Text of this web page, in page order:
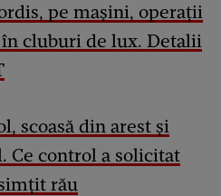
pe mașini, operații
cluburi de lux. Detalii
scoasă din arest și
Ce control a solicitat
rău